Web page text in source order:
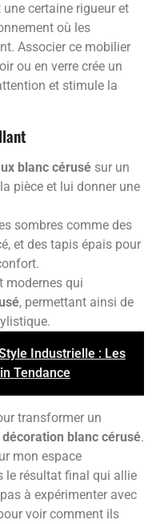
certaine rigueur et
où les
Associer ce mobilier
ou en verre crée un
et stimule la
blanc cérusé sur un
pièce et lui donner une
sombres comme des
et des tapis épais pour
modernes qui
, permettant ainsi de
Industrielle : Les
Tendance
transformer un
décoration blanc cérusé.
mon espace
le résultat final qui allie
à expérimenter avec
voir comment ils